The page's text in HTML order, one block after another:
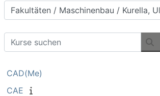
Kursbereiche
Kurse suchen
CAD(Me)
CAE